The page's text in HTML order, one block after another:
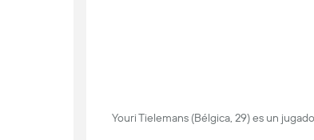
Youri Tielemans (Bélgica, 29) es un